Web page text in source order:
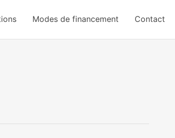
Modes de financement Contact